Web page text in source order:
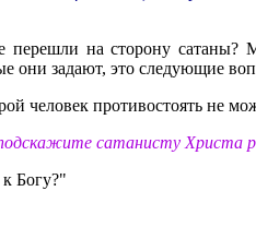
на сторону сатаны?
они задают, это следующие
человек противостоять не
сатанисту Христа
Богу?"